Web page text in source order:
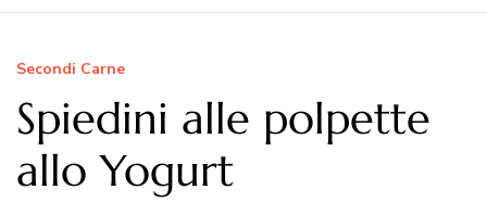
Secondi Carne
Spiedini alle polpette
allo Yogurt